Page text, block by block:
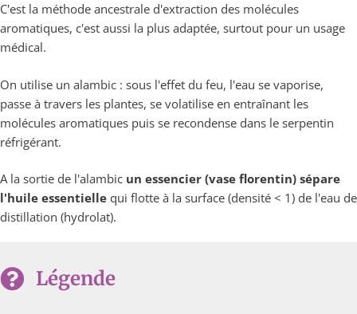
C'est la méthode ancestrale d'extraction des molécules
aromatiques, c'est aussi la plus adaptée, surtout pour un usage
médical.
On utilise un alambic : sous l'effet du feu, l'eau se vaporise,
passe à travers les plantes, se volatilise en entraînant les
molécules aromatiques puis se recondense dans le serpentin
réfrigérant.
A la sortie de l'alambic un essencier (vase florentin) sépare
l'huile essentielle qui flotte à la surface (densité < 1) de l'eau de
distillation (hydrolat).
Légende